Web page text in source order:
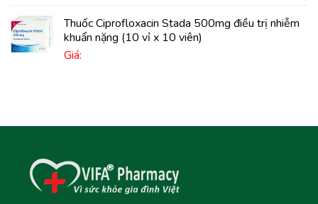
Thuốc Ciprofloxacin Stada 500mg điều trị nhiễm
khuẩn nặng (10 vỉ x 10 viên)
Giá: